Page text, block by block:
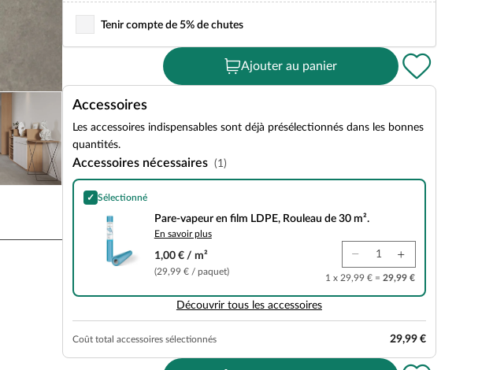
Tenir compte de 5% de chutes
Ajouter au panier
Accessoires
Les accessoires indispensables sont déjà présélectionnés dans les bonnes
quantités.
Accessoires nécessaires (1)
✓ Sélectionné
Pare-vapeur en film LDPE, Rouleau de 30 m².
Pare-vapeur en film LDPE, Rouleau de 30 m².
En savoir plus
1,00 € / m²
(29,99 € / paquet)
1 x 29,99 € = 29,99 €
Découvrir tous les accessoires
Coût total accessoires sélectionnés 29,99 €